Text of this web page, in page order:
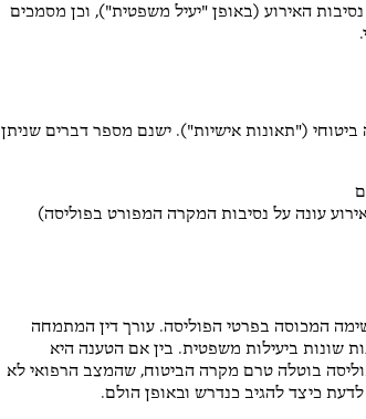
האירוע (באופן "יעיל משפטית"), וכן מסמכים
ביטוחי ("תאונות אישיות"). ישנם מספר דברים שניתן
עונה על נסיבות המקרה המפורט בפוליסה)
המכוסה בפרטי הפוליסה. עורך דין המתמחה
שונות ביעילות משפטית. בין אם הטענה היא
בוטלה טרם מקרה הביטוח, שהמצב הרפואי לא
כיצד להגיב כנדרש ובאופן הולם.